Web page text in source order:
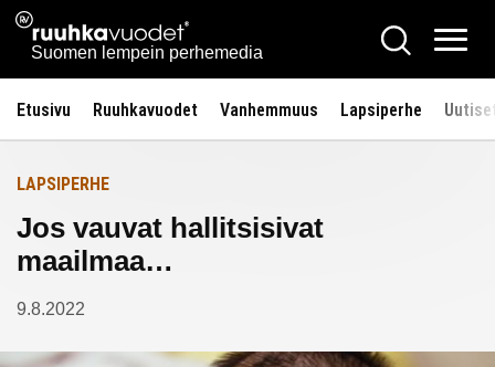
Siirry
sisältöön
Ruuhkavuodet.fi
Suomen lempein perhemedia
Hae
Etusivu Ruuhkavuodet Vanhemmuus Lapsiperhe
Etusivulle
LAPSIPERHE
Jos vauvat hallitsisivat
maailmaa…
9.8.2022